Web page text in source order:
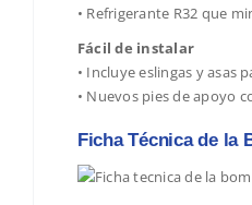
• Refrigerante R32 que
Fácil de instalar
• Incluye eslingas y asas
• Nuevos pies de apoyo
Ficha Técnica de la